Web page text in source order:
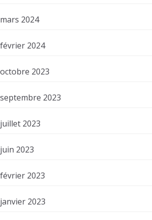
mars 2024
février 2024
octobre 2023
septembre 2023
juillet 2023
juin 2023
février 2023
janvier 2023